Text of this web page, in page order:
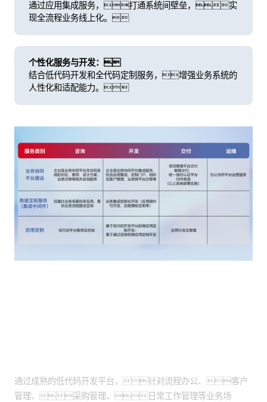
通过应用集成服务，打通系统间壁垒，实
现全流程业务线上化。
个性化服务与开发：
结合低代码开发和全代码定制服务，增强业务系统的
人性化和适配能力。
通过成熟的低代码开发平台，针对流程办公、客户
管理、采购管理、日常工作管理等业务场